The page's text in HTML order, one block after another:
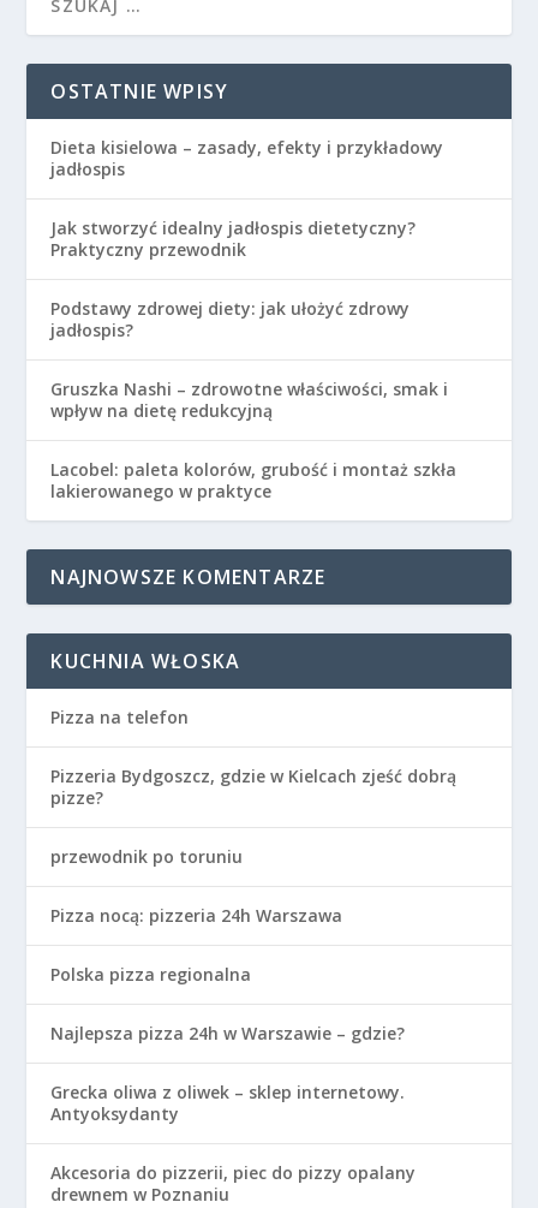
OSTATNIE WPISY
Dieta kisielowa – zasady, efekty i przykładowy
jadłospis
Jak stworzyć idealny jadłospis dietetyczny?
Praktyczny przewodnik
Podstawy zdrowej diety: jak ułożyć zdrowy
jadłospis?
Gruszka Nashi – zdrowotne właściwości, smak i
wpływ na dietę redukcyjną
Lacobel: paleta kolorów, grubość i montaż szkła
lakierowanego w praktyce
NAJNOWSZE KOMENTARZE
KUCHNIA WŁOSKA
Pizza na telefon
Pizzeria Bydgoszcz, gdzie w Kielcach zjeść dobrą
pizze?
przewodnik po toruniu
Pizza nocą: pizzeria 24h Warszawa
Polska pizza regionalna
Najlepsza pizza 24h w Warszawie – gdzie?
Grecka oliwa z oliwek – sklep internetowy.
Antyoksydanty
Akcesoria do pizzerii, piec do pizzy opalany
drewnem w Poznaniu